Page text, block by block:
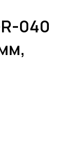
040